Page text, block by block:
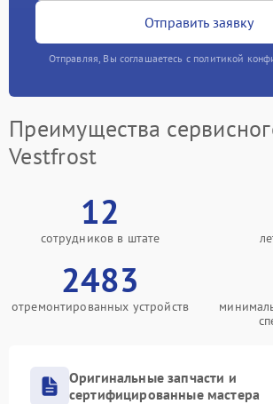
Отправить заявку
Отправляя, Вы соглашаетесь с политикой
Преимущества
Vestfrost
12
сотрудников в штате
2483
отремонтированных устройств
Оригинальные запчасти и
сертифицированные мастера